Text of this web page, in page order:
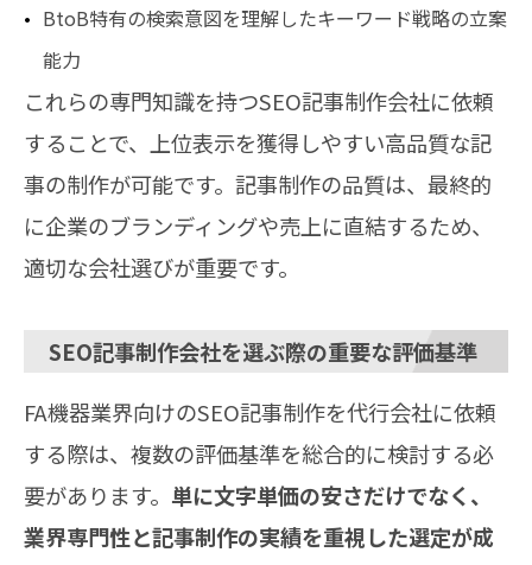
BtoB特有の検索意図を理解したキーワード戦略の立案
能力
これらの専門知識を持つSEO記事制作会社に依頼
することで、上位表示を獲得しやすい高品質な記
事の制作が可能です。記事制作の品質は、最終的
に企業のブランディングや売上に直結するため、
適切な会社選びが重要です。
SEO記事制作会社を選ぶ際の重要な評価基準
FA機器業界向けのSEO記事制作を代行会社に依頼
する際は、複数の評価基準を総合的に検討する必
要があります。 単に文字単価の安さだけでなく、
業界専門性と記事制作の実績を重視した選定が成